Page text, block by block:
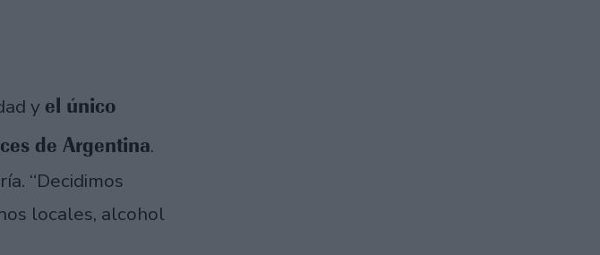
y el único
de Argentina.
“Decidimos
locales, alcohol